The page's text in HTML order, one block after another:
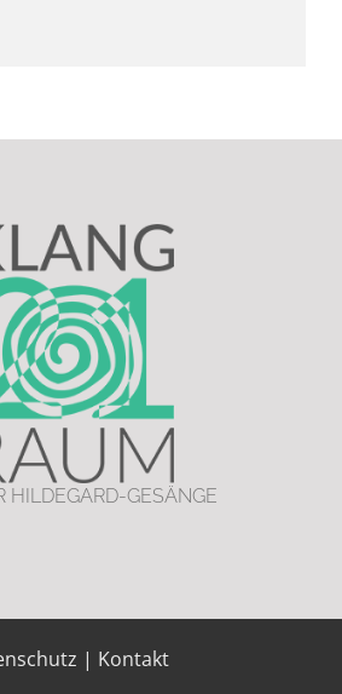
HILDEGARD-GESÄNGE
| Kontakt